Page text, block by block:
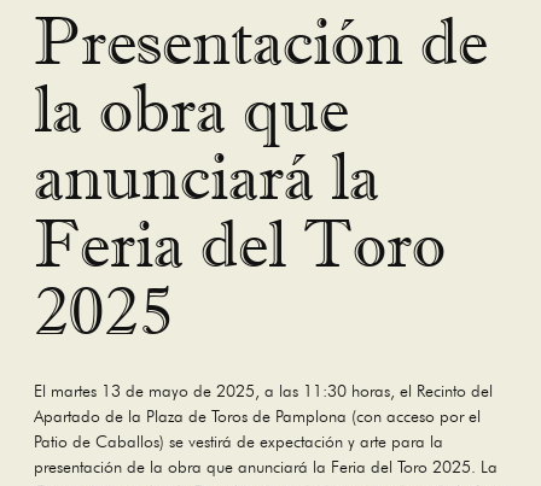
Presentación de
la obra que
anunciará la
Feria del Toro
2025
El martes 13 de mayo de 2025, a las 11:30 horas, el Recinto del
Apartado de la Plaza de Toros de Pamplona (con acceso por el
Patio de Caballos) se vestirá de expectación y arte para la
presentación de la obra que anunciará la Feria del Toro 2025. La